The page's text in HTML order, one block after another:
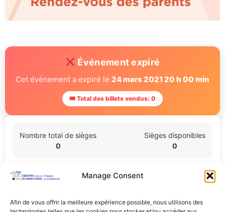
Manage Consent
Afin de vous offrir la meilleure expérience possible, nous utilisons des
Événement expiré
Cet événement a expiré le 24 mars 2021 20 h 00 min
🎟 Total des billets vendus: 0
Nombre total de sièges
0
Sièges disponibles
0
Lieu De L'événement